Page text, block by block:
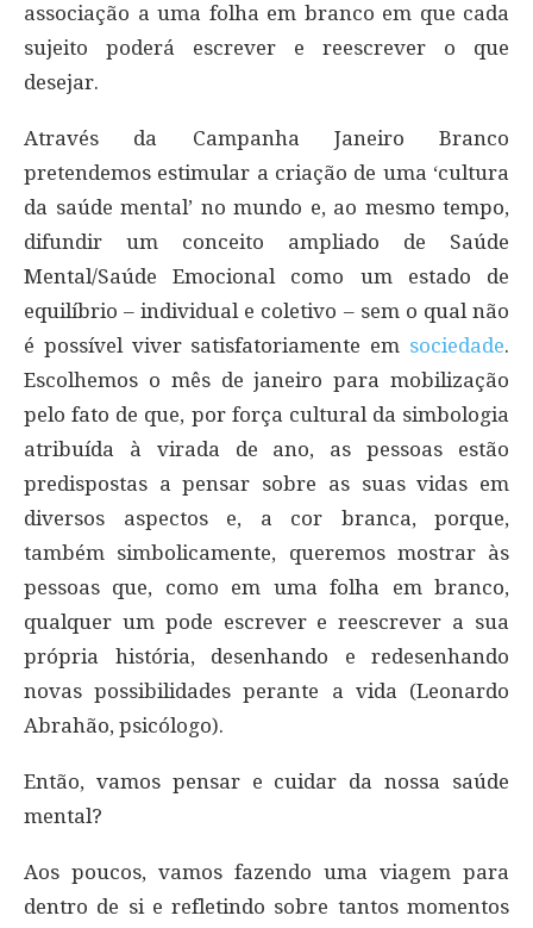
associação a uma folha em branco em que cada
sujeito poderá escrever e reescrever o que
desejar.
Através da Campanha Janeiro Branco
pretendemos estimular a criação de uma ‘cultura
da saúde mental’ no mundo e, ao mesmo tempo,
difundir um conceito ampliado de Saúde
Mental/Saúde Emocional como um estado de
equilíbrio – individual e coletivo – sem o qual não
é possível viver satisfatoriamente em sociedade.
Escolhemos o mês de janeiro para mobilização
pelo fato de que, por força cultural da simbologia
atribuída à virada de ano, as pessoas estão
predispostas a pensar sobre as suas vidas em
diversos aspectos e, a cor branca, porque,
também simbolicamente, queremos mostrar às
pessoas que, como em uma folha em branco,
qualquer um pode escrever e reescrever a sua
própria história, desenhando e redesenhando
novas possibilidades perante a vida (Leonardo
Abrahão, psicólogo).
Então, vamos pensar e cuidar da nossa saúde
mental?
Aos poucos, vamos fazendo uma viagem para
dentro de si e refletindo sobre tantos momentos